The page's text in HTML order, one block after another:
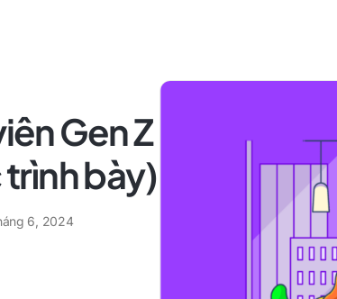
Gen Z
bày)
6, 2024